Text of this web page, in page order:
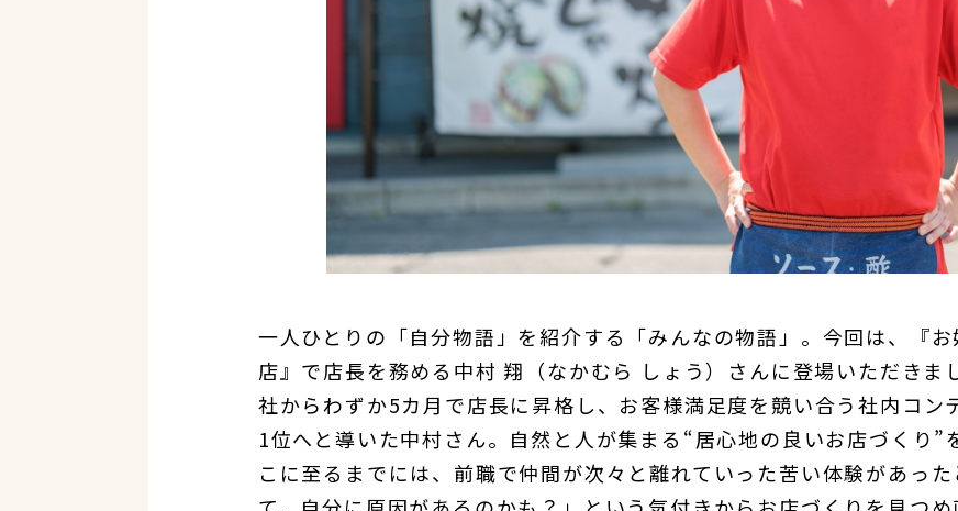
一人ひとりの「自分物語」を紹介する「みんなの物語」。今回は、『
店』で店長を務める中村 翔（なかむら しょう）さんに登場いただきま
社からわずか5カ月で店長に昇格し、お客様満足度を競い合う社内コン
1位へと導いた中村さん。自然と人が集まる“居心地の良いお店づくり”
こに至るまでには、前職で仲間が次々と離れていった苦い体験があっ